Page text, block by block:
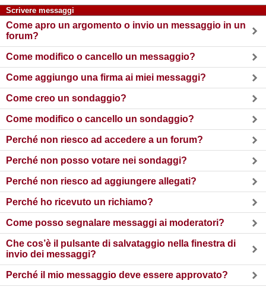
Scrivere messaggi
Come apro un argomento o invio un messaggio in un
forum?
Come modifico o cancello un messaggio?
Come aggiungo una firma ai miei messaggi?
Come creo un sondaggio?
Come modifico o cancello un sondaggio?
Perché non riesco ad accedere a un forum?
Perché non posso votare nei sondaggi?
Perché non riesco ad aggiungere allegati?
Perché ho ricevuto un richiamo?
Come posso segnalare messaggi ai moderatori?
Che cos’è il pulsante di salvataggio nella finestra di
invio dei messaggi?
Perché il mio messaggio deve essere approvato?